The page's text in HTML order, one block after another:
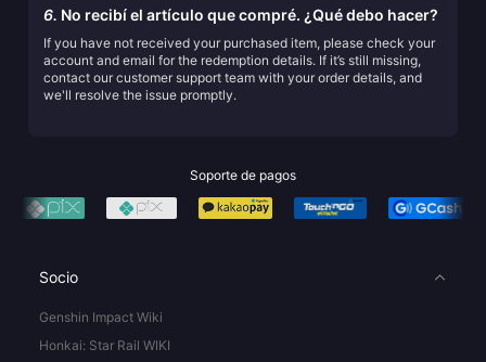
6. No recibí el artículo que compré. ¿Qué debo hacer?
If you have not received your purchased item, please check your
account and email for the redemption details. If it’s still missing,
contact our customer support team with your order details, and
we'll resolve the issue promptly.
Soporte de pagos
Socio
Genshin Impact Wiki
Honkai: Star Rail WIKI